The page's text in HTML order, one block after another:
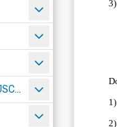
NADANIE STATUSU MIASTA MIEJSCOWOŚCI KIKÓŁ